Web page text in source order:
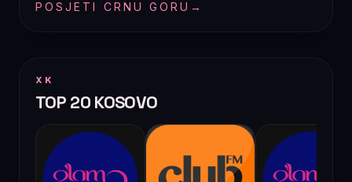
POSJETI CRNU GORU →
XK
TOP 20 KOSOVO